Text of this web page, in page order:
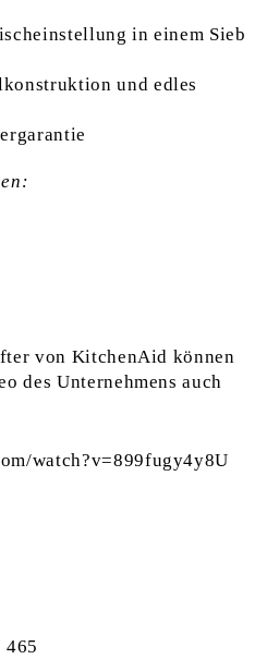
in einem Sieb
und edles
von KitchenAid können
des Unternehmens auch
watch?v=899fugy4y8U
465